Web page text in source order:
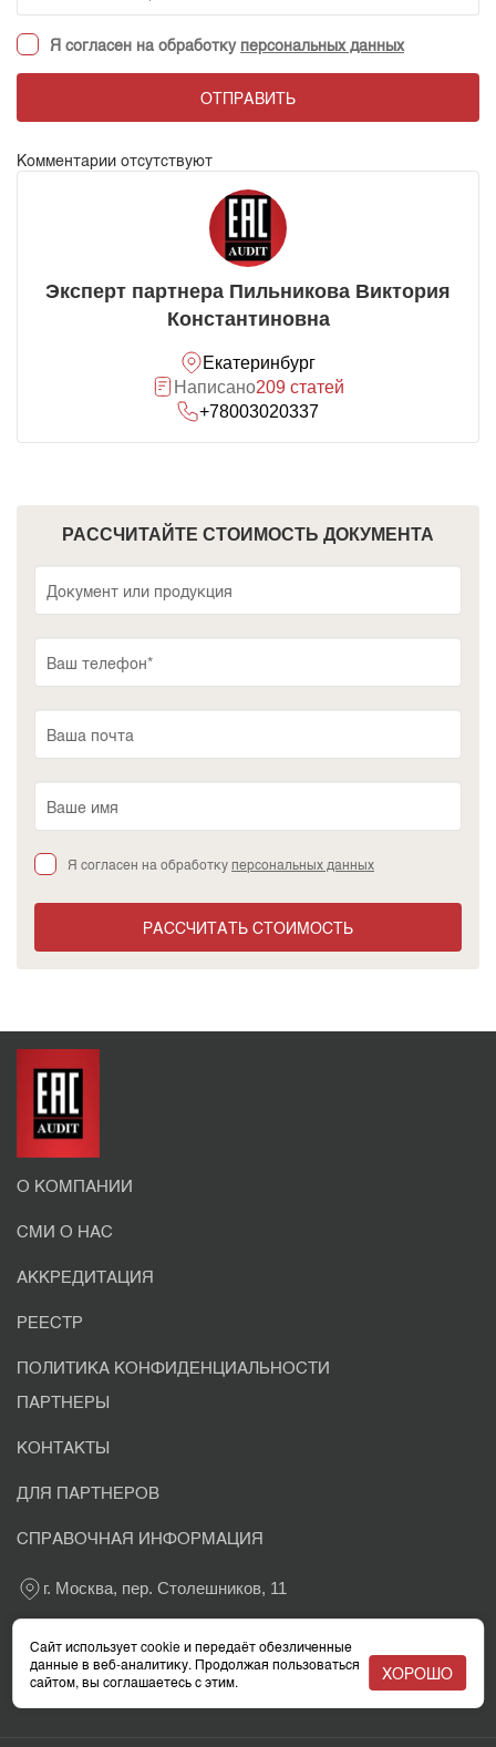
Я согласен на обработку персональных данных
ОТПРАВИТЬ
Комментарии отсутствуют
Эксперт партнера Пильникова Виктория
Константиновна
Екатеринбург
Написано209 статей
+78003020337
РАССЧИТАЙТЕ СТОИМОСТЬ ДОКУМЕНТА
Я согласен на обработкуперсональных данных
РАССЧИТАТЬ СТОИМОСТЬ
О КОМПАНИИ
СМИ О НАС
АККРЕДИТАЦИЯ
РЕЕСТР
ПОЛИТИКА КОНФИДЕНЦИАЛЬНОСТИ
ПАРТНЕРЫ
КОНТАКТЫ
ДЛЯ ПАРТНЕРОВ
СПРАВОЧНАЯ ИНФОРМАЦИЯ
г. Москва, пер. Столешников, 11
info@eacaudit.ru
Сайт использует cookie и передаёт обезличенные
данные в веб-аналитику. Продолжая пользоваться
сайтом, вы соглашаетесь с этим.
ХОРОШО